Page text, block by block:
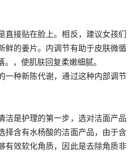
直接贴在脸上。相反，建议女孩们
鲜的姜片。内调节有助于皮肤微循
，使肌肤回复柔嫩细腻。
一种新陈代谢，通过这种内部调节
洁是护理的第一步，选对洁面产品
择含有水杨酸的洁面产品，由于含
有效软化角质，因此是去除角质非